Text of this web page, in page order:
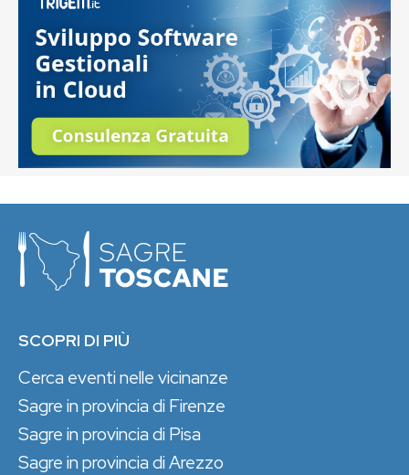
SCOPRI DI PIÙ
Cerca eventi nelle vicinanze
Sagre in provincia di Firenze
Sagre in provincia di Pisa
Sagre in provincia di Arezzo